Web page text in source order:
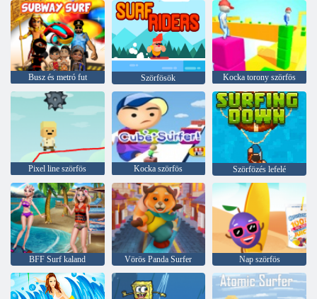
Busz és metró fut Szörfösök Kocka torony szörfös
Pixel line szörfös Kocka szörfös Szörfözés lefelé
BFF Surf kaland Vörös Panda Surfer Nap szörfös